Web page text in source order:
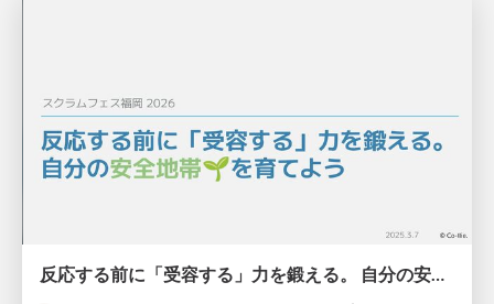
反応する前に「受容する」力を鍛える。 自分の安全地帯🌱 を育てよう / Cultivating and sharing ventral vagal safety.